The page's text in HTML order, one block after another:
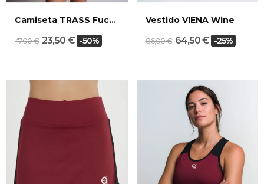
Camiseta TRASS Fucsia Sunset
47,00 € 23,50 € -50%
Vestido VIENA Wine
86,00 € 64,50 € -25%